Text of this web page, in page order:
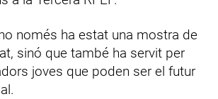
només ha estat una mostra de
sinó que també ha servit per
joves que poden ser el futur